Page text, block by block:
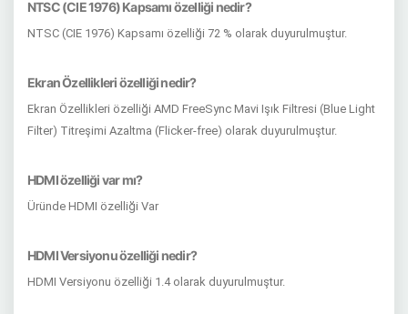
NTSC (CIE 1976) Kapsamı özelliği nedir?
NTSC (CIE 1976) Kapsamı özelliği 72 % olarak duyurulmuştur.
Ekran Özellikleri özelliği nedir?
Ekran Özellikleri özelliği AMD FreeSync Mavi Işık Filtresi (Blue Light
Filter) Titreşimi Azaltma (Flicker-free) olarak duyurulmuştur.
HDMI özelliği var mı?
Üründe HDMI özelliği Var
HDMI Versiyonu özelliği nedir?
HDMI Versiyonu özelliği 1.4 olarak duyurulmuştur.